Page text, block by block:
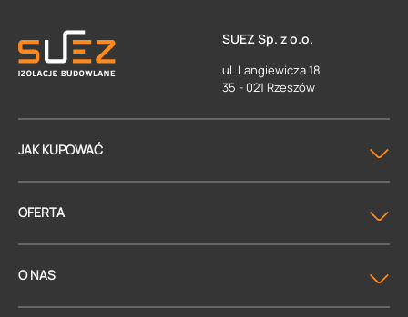
SUEZ Sp. z o.o.
ul. Langiewicza 18
35 - 021 Rzeszów
JAK KUPOWAĆ
OFERTA
O NAS